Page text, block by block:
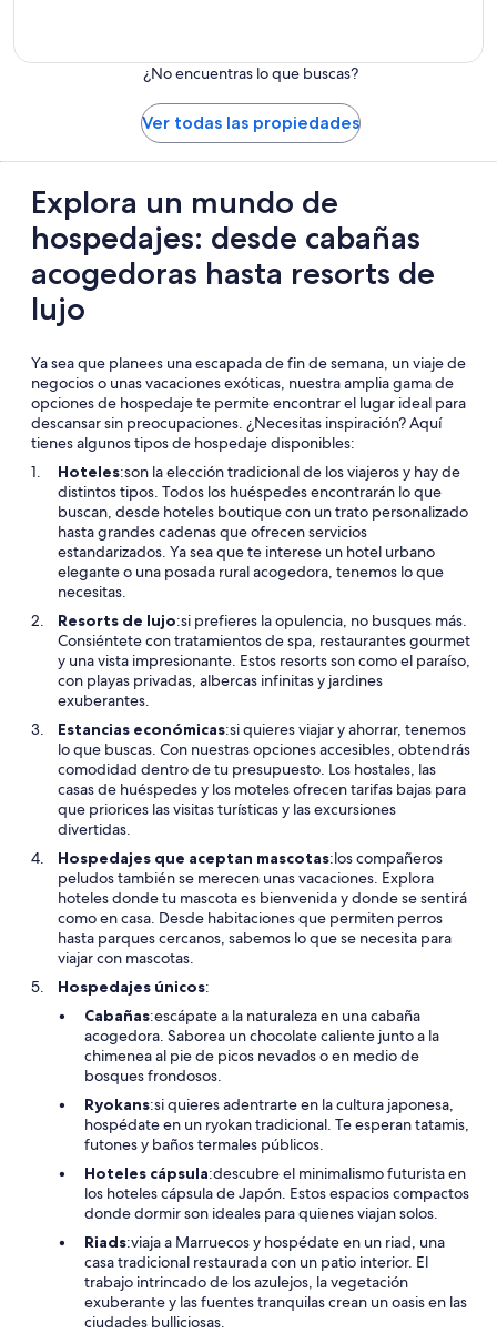
¿No encuentras lo que buscas?
Ver todas las propiedades
Explora un mundo de
hospedajes: desde cabañas
acogedoras hasta resorts de
lujo
Ya sea que planees una escapada de fin de semana, un viaje de
negocios o unas vacaciones exóticas, nuestra amplia gama de
opciones de hospedaje te permite encontrar el lugar ideal para
descansar sin preocupaciones. ¿Necesitas inspiración? Aquí
tienes algunos tipos de hospedaje disponibles:
Hoteles:son la elección tradicional de los viajeros y hay de
distintos tipos. Todos los huéspedes encontrarán lo que
buscan, desde hoteles boutique con un trato personalizado
hasta grandes cadenas que ofrecen servicios
estandarizados. Ya sea que te interese un hotel urbano
elegante o una posada rural acogedora, tenemos lo que
necesitas.
Resorts de lujo:si prefieres la opulencia, no busques más.
Consiéntete con tratamientos de spa, restaurantes gourmet
y una vista impresionante. Estos resorts son como el paraíso,
con playas privadas, albercas infinitas y jardines
exuberantes.
Estancias económicas:si quieres viajar y ahorrar, tenemos
lo que buscas. Con nuestras opciones accesibles, obtendrás
comodidad dentro de tu presupuesto. Los hostales, las
casas de huéspedes y los moteles ofrecen tarifas bajas para
que priorices las visitas turísticas y las excursiones
divertidas.
Hospedajes que aceptan mascotas:los compañeros
peludos también se merecen unas vacaciones. Explora
hoteles donde tu mascota es bienvenida y donde se sentirá
como en casa. Desde habitaciones que permiten perros
hasta parques cercanos, sabemos lo que se necesita para
viajar con mascotas.
Hospedajes únicos:
Cabañas:escápate a la naturaleza en una cabaña
acogedora. Saborea un chocolate caliente junto a la
chimenea al pie de picos nevados o en medio de
bosques frondosos.
Ryokans:si quieres adentrarte en la cultura japonesa,
hospédate en un ryokan tradicional. Te esperan tatamis,
futones y baños termales públicos.
Hoteles cápsula:descubre el minimalismo futurista en
los hoteles cápsula de Japón. Estos espacios compactos
donde dormir son ideales para quienes viajan solos.
Riads:viaja a Marruecos y hospédate en un riad, una
casa tradicional restaurada con un patio interior. El
trabajo intrincado de los azulejos, la vegetación
exuberante y las fuentes tranquilas crean un oasis en las
ciudades bulliciosas.